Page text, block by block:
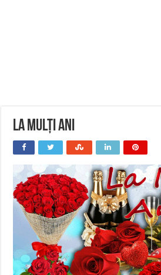
La Mulți Ani